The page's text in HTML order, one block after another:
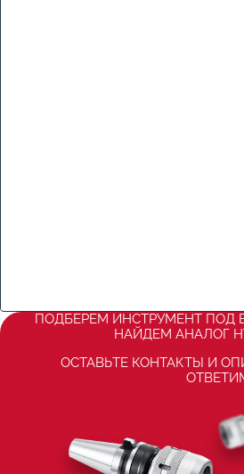
ПОДБЕРЕМ ИНСТРУМЕНТ ПОД
НАЙДЕМ АНАЛОГ
ОСТАВЬТЕ КОНТАКТЫ И